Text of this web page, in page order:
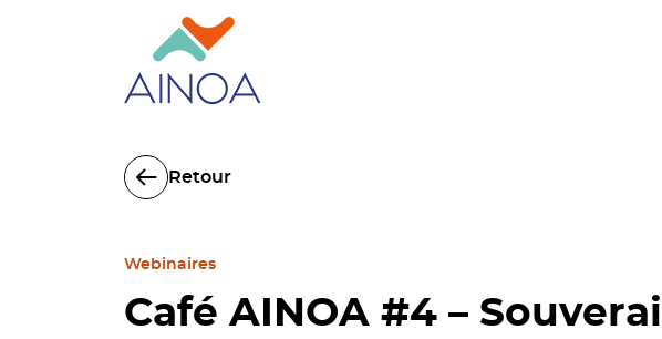
Retour
Webinaires
Café AINOA #4 –